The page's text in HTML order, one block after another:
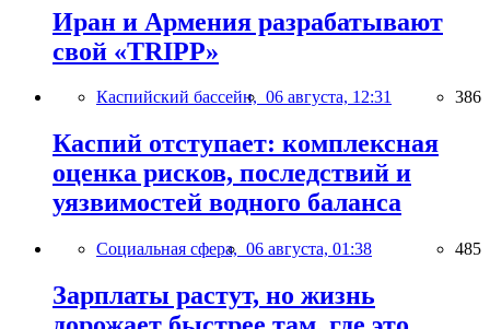
Иран и Армения разрабатывают
свой «TRIPP»
Каспийский бассейн, 06 августа, 12:31 386
Каспий отступает: комплексная
оценка рисков, последствий и
уязвимостей водного баланса
Социальная сфера, 06 августа, 01:38 485
Зарплаты растут, но жизнь